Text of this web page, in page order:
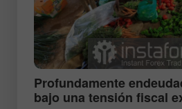
Profundamente
bajo una tensión fiscal